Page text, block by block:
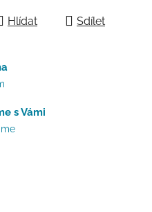
Hlídat Sdílet
s Vámi